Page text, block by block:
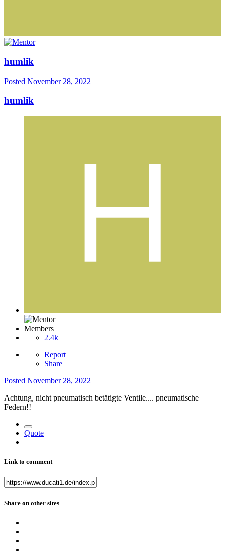
humlik
Posted November 28, 2022
humlik
Members
2.4k
Report
Share
Posted November 28, 2022
Achtung, nicht pneumatisch betätigte Ventile.... pneumatische
Federn!!
Quote
Link to comment
Share on other sites